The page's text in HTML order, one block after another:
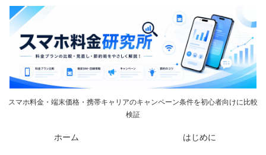
スマホ料金・端末価格・携帯キャリアのキャンペーン条件を初心者向けに比較
検証
ホーム はじめに